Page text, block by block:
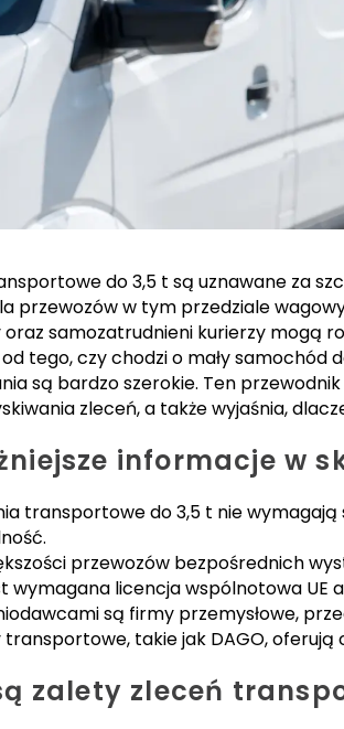
do 3,5 t są uznawane za
przewozów w tym przedziale
samozatrudnieni kurierzy mogą
od tego, czy chodzi o mały
są bardzo szerokie. Ten
zleceń, a także wyjaśnia,
informacje w
transportowe do 3,5 t nie
przewozów bezpośrednich
wymagana licencja wspólnotowa UE
są firmy przemysłowe,
transportowe, takie jak DAGO,
zalety zleceń